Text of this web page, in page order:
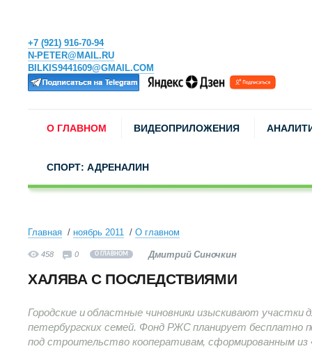
+7 (921) 916-70-94
N-PETER@MAIL.RU
BILKIS9441609@GMAIL.COM
О ГЛАВНОМ ВИДЕОПРИЛОЖЕНИЯ
СПОРТ: АДРЕНАЛИН
Главная ноябрь 2011 О главном
458 0 О ГЛАВНОМ Дмитрий Синочкин
ХАЛЯВА С ПОСЛЕДСТВИЯМИ
Городские и областные чиновники изыскивают участки
петербургских семей. Фонд РЖС планирует бесплатно
под строительство кооперативам, сформированным